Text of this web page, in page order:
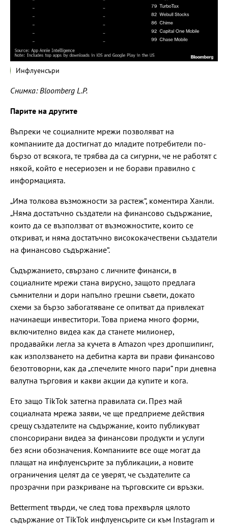
Инфлуенсъри
Снимка: Bloomberg L.P.
Парите на другите
Въпреки че социалните мрежи позволяват на
компаниите да достигнат до младите потребители по-
бързо от всякога, те трябва да са сигурни, че не работят с
някой, който е несериозен и не борави правилно с
информацията.
„Има толкова възможности за растеж“, коментира Ханли.
„Няма достатъчно създатели на финансово съдържание,
които да се възползват от възможностите, които се
откриват, и няма достатъчно висококачествени създатели
на финансово съдържание“.
Съдържанието, свързано с личните финанси, в
социалните мрежи стана вирусно, защото предлага
съмнителни и дори напълно грешни съвети, докато
схеми за бързо забогатяване се опитват да привлекат
начинаещи инвеститори. Това приема много форми,
включително видеа как да станете милионер,
продавайки легла за кучета в Amazon чрез дропшипинг,
как използването на дебитна карта ви прави финансово
безотговорни, как да „спечелите много пари“ при дневна
валутна търговия и какви акции да купите и кога.
Ето защо TikTok затегна правилата си. През май
социалната мрежа заяви, че ще предприеме действия
срещу създателите на съдържание, които публикуват
спонсорирани видеа за финансови продукти и услуги
без ясни обозначения. Компаниите все още могат да
плащат на инфлуенсърите за публикации, а новите
ограничения целят да се уверят, че създателите са
прозрачни при разкриване на търговските си връзки.
Betterment твърди, че след това прехвърля цялото
съдържание от TikTok инфлуенсърите си към Instagram и